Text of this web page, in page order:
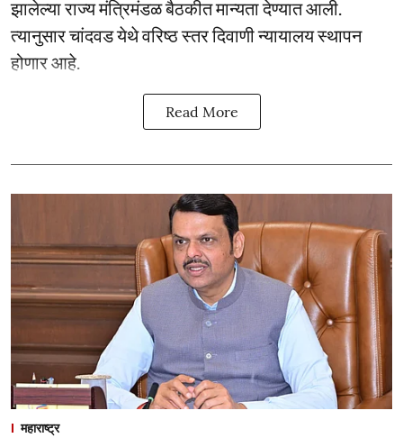
झालेल्या राज्य मंत्रिमंडळ बैठकीत मान्यता देण्यात आली.
त्यानुसार चांदवड येथे वरिष्ठ स्तर दिवाणी न्यायालय स्थापन
होणार आहे.
Read More
महाराष्ट्र